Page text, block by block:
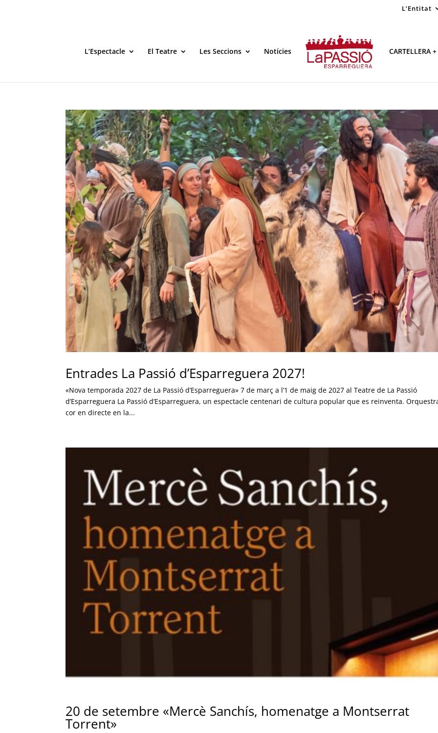
L’Entitat
L’Espectacle El Teatre Les Seccions Notícies CARTELLERA
Entrades La Passió d’Esparreguera 2027!
«Nova temporada 2027 de La Passió d’Esparreguera» 7 de març a l’1 de maig de 2027 al Teatre de La Passió
d’Esparreguera La Passió d’Esparreguera, un espectacle centenari de cultura popular que es reinventa.
cor en directe en la...
20 de setembre «Mercè Sanchís, homenatge a Montserrat
Torrent»